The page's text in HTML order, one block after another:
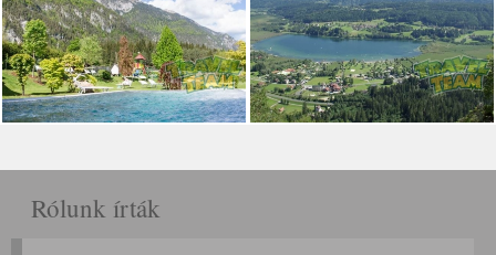
Rólunk írták